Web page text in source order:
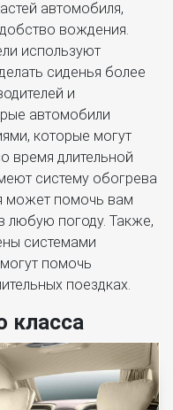
автомобиля,
вождения.
используют
сиденья более
и
автомобили
которые могут
время длительной
систему обогрева
может помочь вам
любую погоду. Также,
системами
помочь
поездках.
класса